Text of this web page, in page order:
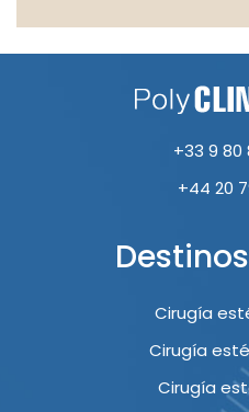
+33 9 80
+44 20
Cirugía
Cirugía
Cirugía